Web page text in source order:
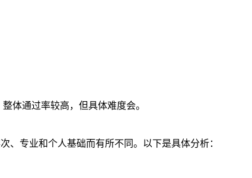
体通过率较高，但具体难度会。
、专业和个人基础而有所不同。以下是具体分析：